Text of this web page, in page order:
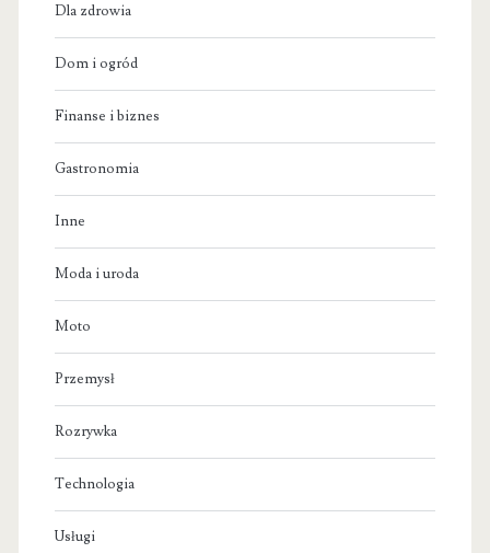
Dla zdrowia
Dom i ogród
Finanse i biznes
Gastronomia
Inne
Moda i uroda
Moto
Przemysł
Rozrywka
Technologia
Usługi